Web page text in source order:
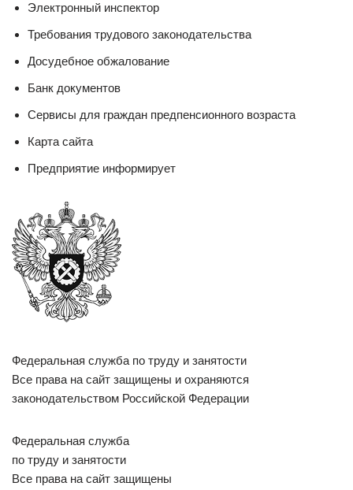
Электронный инспектор
Требования трудового законодательства
Досудебное обжалование
Банк документов
Сервисы для граждан предпенсионного возраста
Карта сайта
Предприятие информирует
Федеральная служба по труду и занятости
Все права на сайт защищены и охраняются
законодательством Российской Федерации
Федеральная служба
по труду и занятости
Все права на сайт защищены